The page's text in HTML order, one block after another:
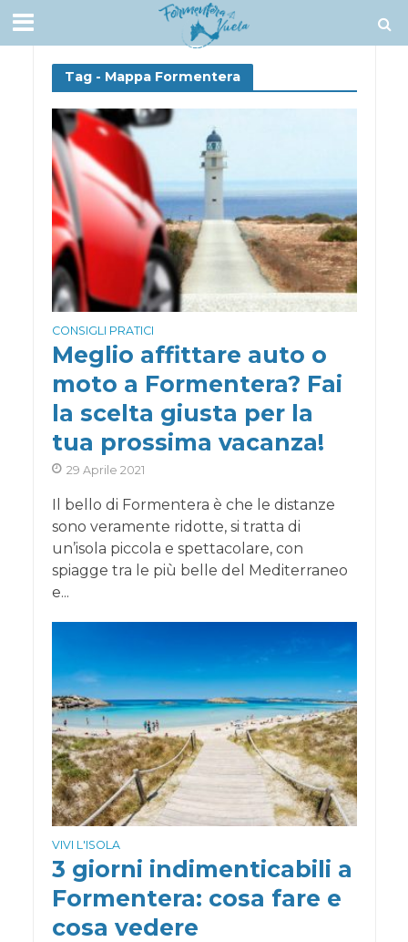
Tag - Mappa Formentera
CONSIGLI PRATICI
Meglio affittare auto o
moto a Formentera? Fai
la scelta giusta per la
tua prossima vacanza!
29 Aprile 2021
Il bello di Formentera è che le distanze
sono veramente ridotte, si tratta di
un’isola piccola e spettacolare, con
spiagge tra le più belle del Mediterraneo
e...
VIVI L'ISOLA
3 giorni indimenticabili a
Formentera: cosa fare e
cosa vedere